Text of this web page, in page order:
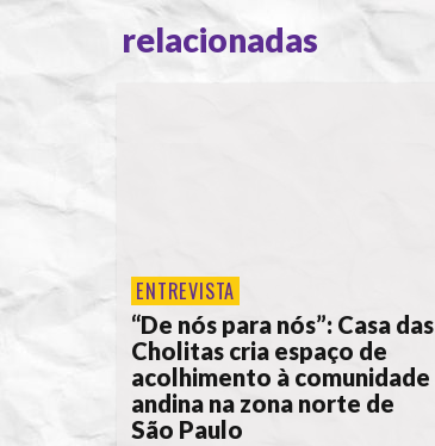
relacionadas
ENTREVISTA
“De nós para nós”: Casa das
Cholitas cria espaço de
acolhimento à comunidade
andina na zona norte de
São Paulo